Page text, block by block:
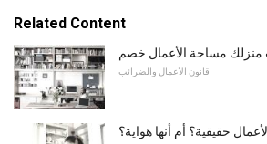
Related Content
مساحة الأعمال خصم
قانون الأعمال والضرائب
حقيقية؟ أم أنها هواية؟